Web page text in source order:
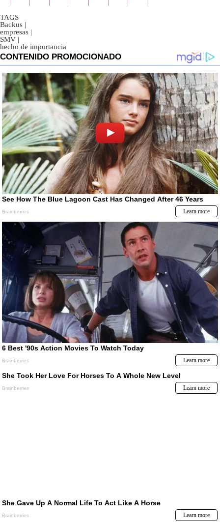
TAGS
Backus |
empresas |
SMV |
hecho de importancia